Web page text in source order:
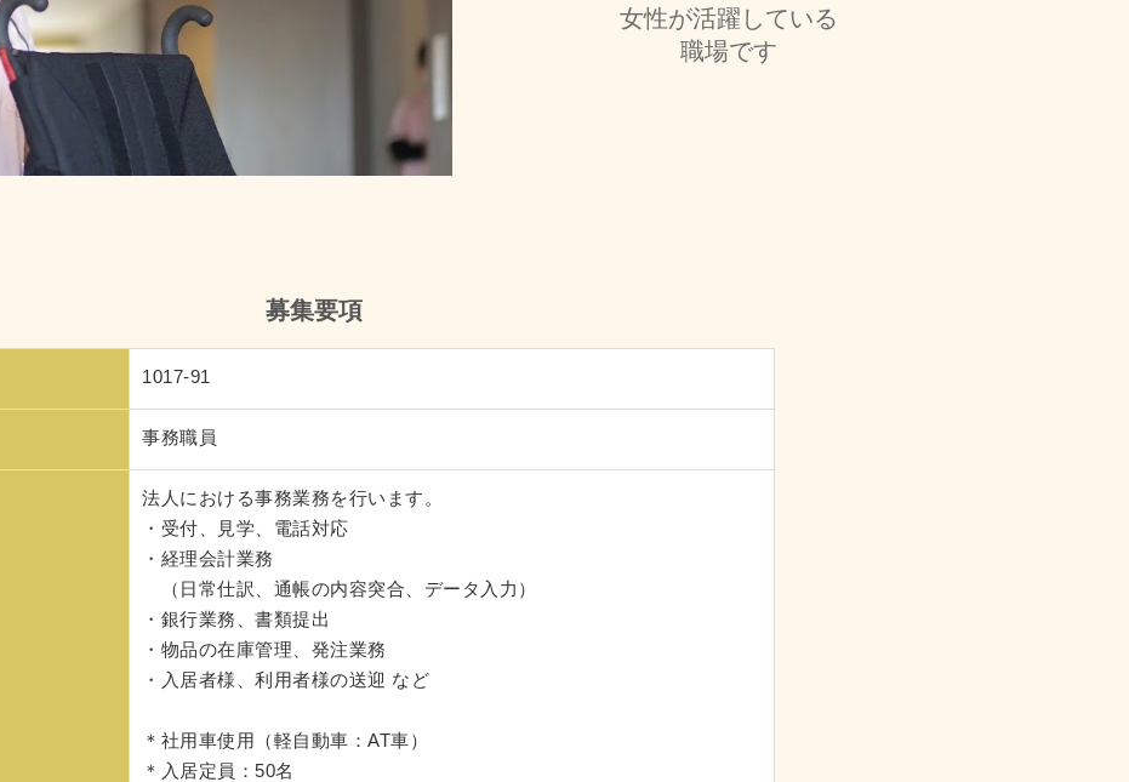
女性が活躍している
職場です
募集要項
1017-91
事務職員
法人における事務業務を行います。
・受付、見学、電話対応
・経理会計業務
（日常仕訳、通帳の内容突合、データ入力）
・銀行業務、書類提出
・物品の在庫管理、発注業務
・入居者様、利用者様の送迎 など
＊社用車使用（軽自動車：AT車）
＊入居定員：50名